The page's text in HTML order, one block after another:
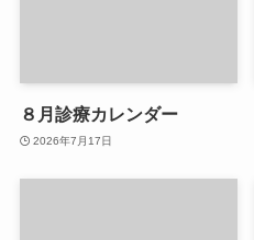
８月診療カレンダー
2026年7月17日